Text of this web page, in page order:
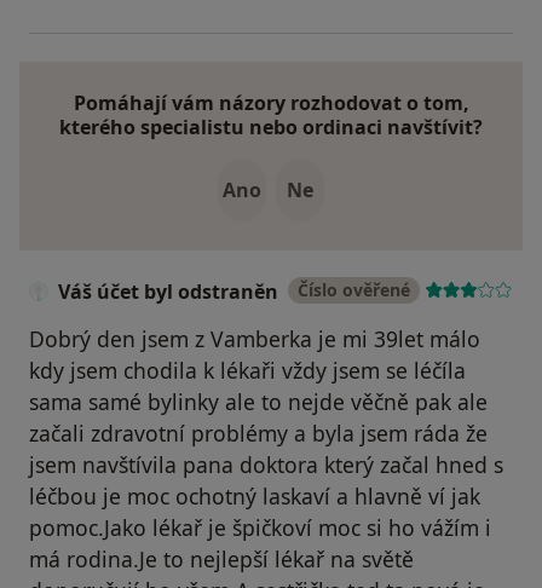
Pomáhají vám názory rozhodovat o tom,
kterého specialistu nebo ordinaci navštívit?
Ano Ne
Váš účet byl odstraněn Číslo ověřené
Dobrý den jsem z Vamberka je mi 39let málo
kdy jsem chodila k lékaři vždy jsem se léčíla
sama samé bylinky ale to nejde věčně pak ale
začali zdravotní problémy a byla jsem ráda že
jsem navštívila pana doktora který začal hned s
léčbou je moc ochotný laskaví a hlavně ví jak
pomoc.Jako lékař je špičkoví moc si ho vážím i
má rodina.Je to nejlepší lékař na světě